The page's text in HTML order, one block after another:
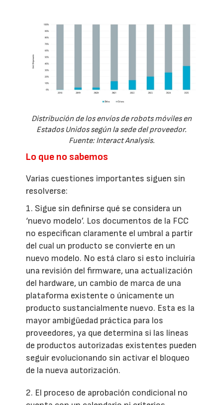
Distribución de los envíos de robots móviles en
Estados Unidos según la sede del proveedor.
Fuente: Interact Analysis.
Lo que no sabemos
Varias cuestiones importantes siguen sin
resolverse:
1. Sigue sin definirse qué se considera un
‘nuevo modelo’. Los documentos de la FCC
no especifican claramente el umbral a partir
del cual un producto se convierte en un
nuevo modelo. No está claro si esto incluiría
una revisión del firmware, una actualización
del hardware, un cambio de marca de una
plataforma existente o únicamente un
producto sustancialmente nuevo. Esta es la
mayor ambigüedad práctica para los
proveedores, ya que determina si las líneas
de productos autorizadas existentes pueden
seguir evolucionando sin activar el bloqueo
de la nueva autorización.
2. El proceso de aprobación condicional no